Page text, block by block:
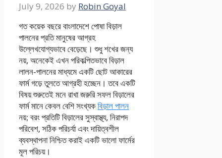
July 9, 2026 by Robin Goyal
গত কয়েক বছরে বাংলাদেশে পোষা বিড়াল
পালনের প্রতি মানুষের আগ্রহ
উল্লেখযোগ্যভাবে বেড়েছে। শুধু শখের জন্য
নয়, অনেকেই এখন পরিকল্পিতভাবে বিড়াল
লালন-পালনের মাধ্যমে একটি ছোট আকারের
ফার্ম গড়ে তুলতে আগ্রহী হচ্ছেন। তবে একটি
বিষয় শুরুতেই মনে রাখা জরুরি সফল বিড়ালের
ফার্ম মানে কেবল বেশি সংখ্যকবিড়াল পালন
নয়; বরং প্রতিটি বিড়ালের সুস্বাস্থ্য, নিরাপদ
পরিবেশ, সঠিক পরিচর্যা এবং দায়িত্বশীল
ব্যবস্থাপনা নিশ্চিত করাই একটি ভালো ফার্মের
মূল পরিচয়।